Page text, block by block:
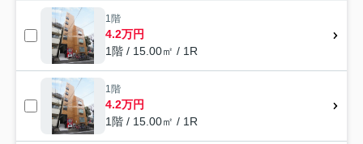
1階
4.2万円
1階 / 15.00㎡ / 1R
1階
4.2万円
1階 / 15.00㎡ / 1R